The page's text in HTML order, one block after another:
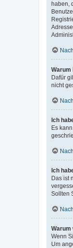
haben,
Warum
Dafür
nicht
Ich
Es
Ich
Das ist
Sollten
Warum
Wenn
Um